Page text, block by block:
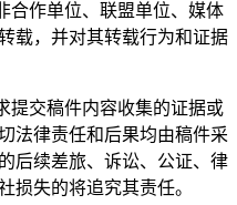
作单位、联盟单位、媒体
载，并对其转载行为和证据
交稿件内容收集的证据或
法律责任和后果均由稿件采
后续差旅、诉讼、公证、律
损失的将追究其责任。